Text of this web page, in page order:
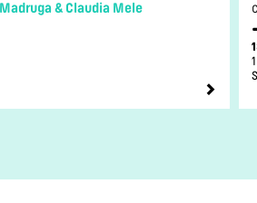
& Claudia Mele